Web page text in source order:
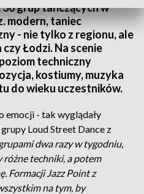
grup tańczących w
modern, taniec
- nie tylko z regionu, ale
Łodzi. Na scenie
techniczny
kostiumy, muzyka
do wieku uczestników.
emocji - tak wyglądały
Loud Street Dance z
dwa razy w tygodniu,
techniki, a potem
Formacji Jazz Point z
na tym, by